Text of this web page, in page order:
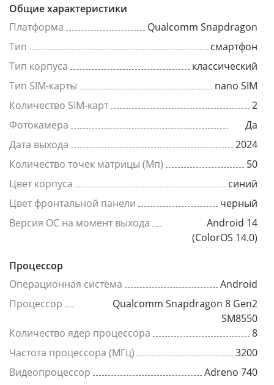
Общие характеристики
Платформа
Qualcomm Snapdragon
Тип
смартфон
Тип корпуса
классический
Тип SIM-карты
nano SIM
Количество SIM-карт
2
Фотокамера
Да
Дата выхода
2024
Количество точек матрицы (Мп)
50
Цвет корпуса
синий
Цвет фронтальной панели
черный
Версия ОС на момент выхода
Android 14
(ColorOS 14.0)
Процессор
Операционная система
Android
Процессор
Qualcomm Snapdragon 8 Gen2
SM8550
Количество ядер процессора
8
Частота процессора (МГц)
3200
Видеопроцессор
Adreno 740